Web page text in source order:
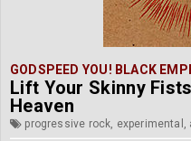
GODSPEED YOU! BLACK
Lift Your Skinny
Heaven
progressive rock, experimental,